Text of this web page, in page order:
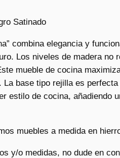
t
i
d
a
d
Satinado
combina elegancia y
Los niveles de madera
mueble de cocina
La base tipo rejilla es
estilo de cocina, añadiendo
muebles a medida en
y/o medidas, no dude en